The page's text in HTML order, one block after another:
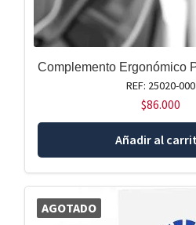
Complemento Ergonómico
REF: 25020-000
$86.000
Añadir al
AGOTADO